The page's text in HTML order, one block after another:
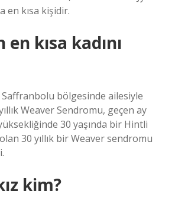
en kısa kişidir.
en kısa kadını
Saffranbolu bölgesinde ailesiyle
Weaver Sendromu, geçen ay
30 yaşında bir Hintli
30 yıllık bir Weaver sendromu
kim?